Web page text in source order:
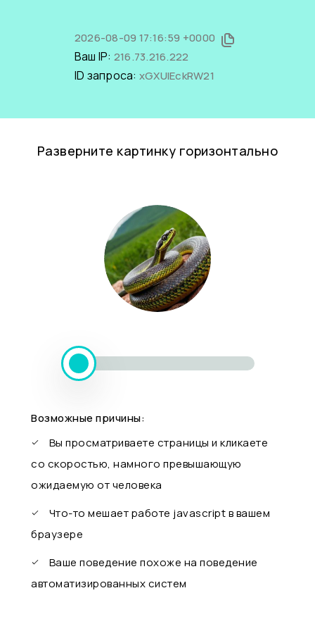
2026-08-09 17:16:59 +0000
Ваш IP: 216.73.216.222
ID запроса: xGXUlEckRW21
Разверните картинку горизонтально
Возможные причины:
Вы просматриваете страницы и кликаете
со скоростью, намного превышающую
ожидаемую от человека
Что-то мешает работе javascript в вашем
браузере
Ваше поведение похоже на поведение
автоматизированных систем